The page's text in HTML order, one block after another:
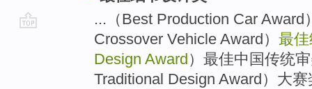
...（Best Production Car
Crossover Vehicle Award） 最
Design Award ）最佳中国传统
Traditional Design Award）大